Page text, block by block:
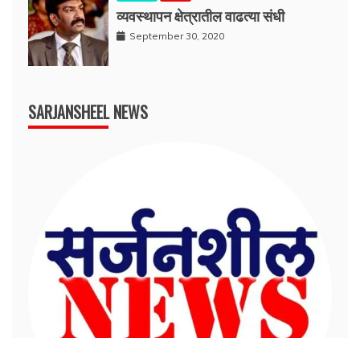
व्यवस्थापन क्षेत्रातील वाढत्या संधी
September 30, 2020
SARJANSHEEL NEWS